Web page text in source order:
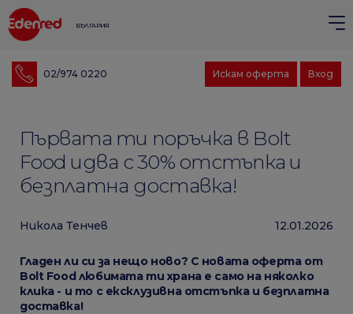
БЪЛГАРИЯ
02/974 0220 Вход
Искам оферта
Първата ти поръчка в Bolt
Food идва с 30% отстъпка и
безплатна доставка!
12.01.2026
Никола Тенчев
Гладен ли си за нещо ново? С новата оферта от
Bolt Food любимата ти храна е само на няколко
клика - и то с ексклузивна отстъпка и безплатна
доставка!